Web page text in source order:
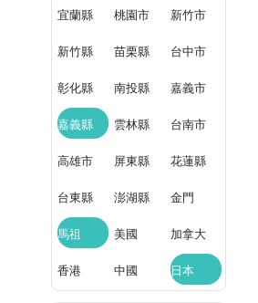
宜蘭縣 桃園市 新竹市
新竹縣 苗栗縣 台中市
彰化縣 南投縣 嘉義市
嘉義縣 雲林縣 台南市
高雄市 屏東縣 花蓮縣
台東縣 澎湖縣 金門
馬祖 美國 加拿大
香港 中國 日本